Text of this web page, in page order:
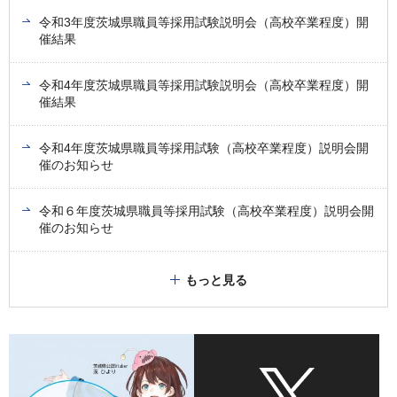
令和3年度茨城県職員等採用試験説明会（高校卒業程度）開
催結果
令和4年度茨城県職員等採用試験説明会（高校卒業程度）開
催結果
令和4年度茨城県職員等採用試験（高校卒業程度）説明会開
催のお知らせ
令和６年度茨城県職員等採用試験（高校卒業程度）説明会開
催のお知らせ
もっと見る